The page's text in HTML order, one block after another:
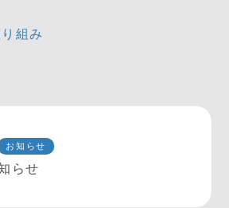
組み
お知らせ
らせ